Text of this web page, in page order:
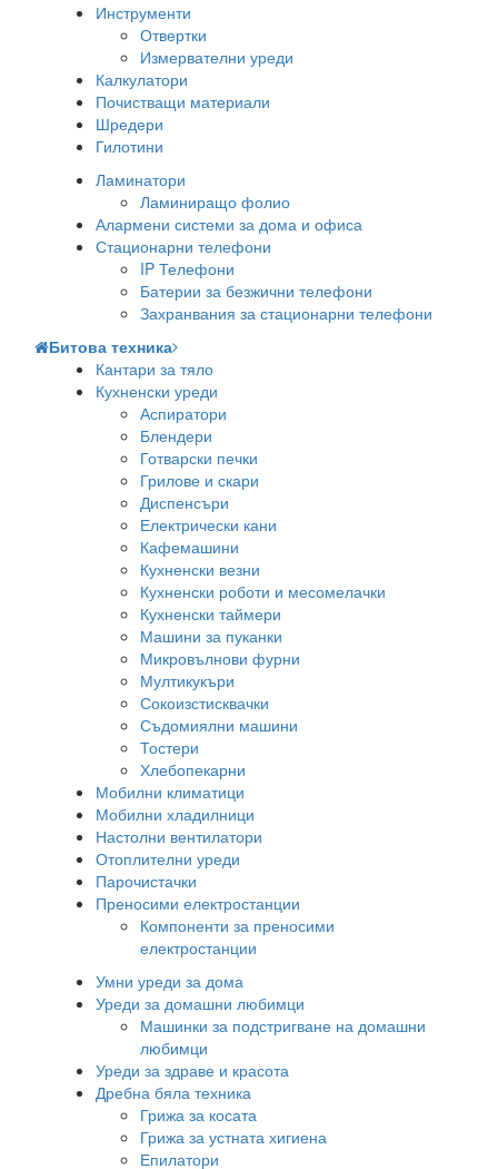
Инструменти
Отвертки
Измервателни уреди
Калкулатори
Почистващи материали
Шредери
Гилотини
Ламинатори
Ламиниращо фолио
Алармени системи за дома и офиса
Стационарни телефони
IP Телефони
Батерии за безжични телефони
Захранвания за стационарни телефони
Битова техника
Кантари за тяло
Кухненски уреди
Аспиратори
Блендери
Готварски печки
Грилове и скари
Диспенсъри
Електрически кани
Кафемашини
Кухненски везни
Кухненски роботи и месомелачки
Кухненски таймери
Машини за пуканки
Микровълнови фурни
Мултикукъри
Сокоизстисквачки
Съдомиялни машини
Тостери
Хлебопекарни
Мобилни климатици
Мобилни хладилници
Настолни вентилатори
Отоплителни уреди
Парочистачки
Преносими електростанции
Компоненти за преносими
електростанции
Умни уреди за дома
Уреди за домашни любимци
Машинки за подстригване на домашни
любимци
Уреди за здраве и красота
Дребна бяла техника
Грижа за косата
Грижа за устната хигиена
Епилатори